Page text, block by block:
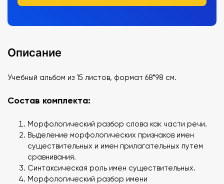
Описание
Учебный альбом из 15 листов, формат 68*98 см.
Состав комплекта:
Морфологический разбор слова как части речи.
Выделение морфологических признаков имен
существительных и имен прилагательных путем
сравнивания.
Синтаксическая роль имен существительных.
Морфологический разбор имени